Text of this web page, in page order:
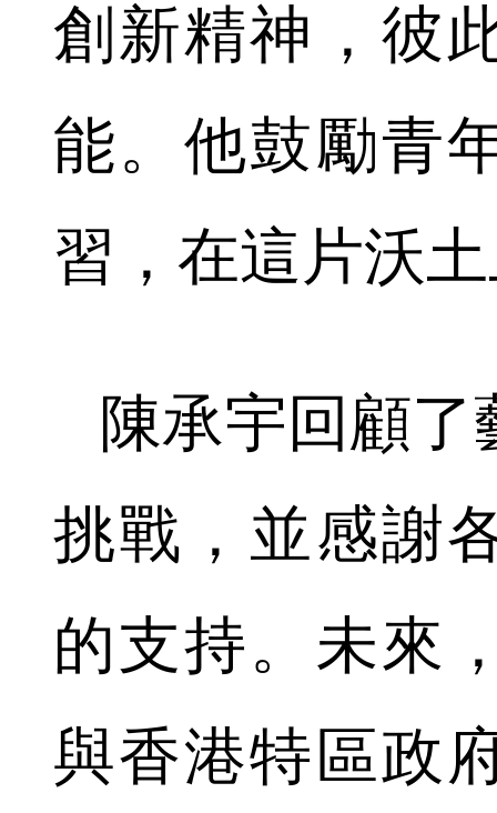
創新精神，彼
能。他鼓勵青
習，在這片沃
陳承宇回顧了
挑戰，並感謝
的支持。未來
與香港特區政